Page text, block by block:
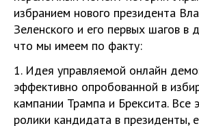
избранием нового президента
Зеленского и его первых шагов в
что мы имеем по факту:
1. Идея управляемой онлайн
эффективно опробованной в
кампании Трампа и Брексита.
ролики кандидата в президенты,